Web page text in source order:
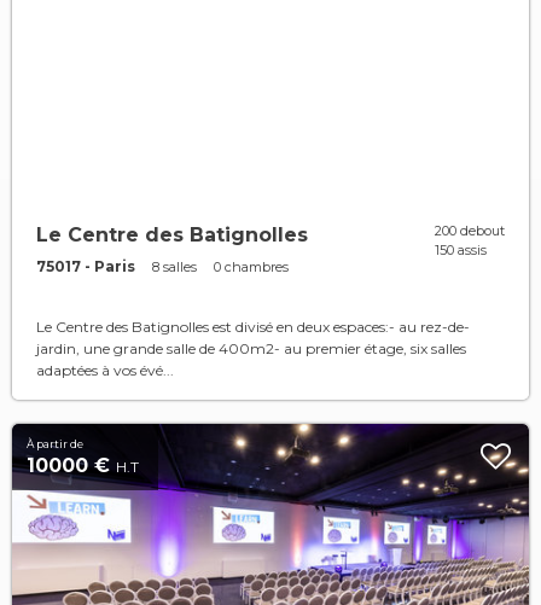
Le Centre des Batignolles
75017 - Paris 8 salles 0 chambres
200 debout
150 assis
Le Centre des Batignolles est divisé en deux espaces:- au rez-de-
jardin, une grande salle de 400m2- au premier étage, six salles
adaptées à vos évé...
À partir de
10000 € H.T